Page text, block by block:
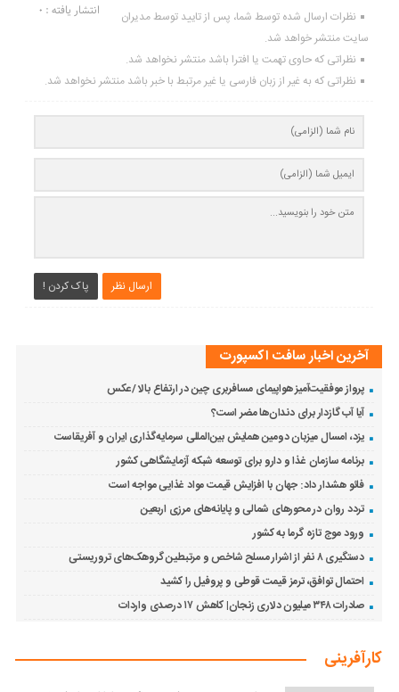
انتشار یافته : 0
نظرات ارسال شده توسط شما، پس از تایید توسط مدیران
سایت منتشر خواهد شد.
نظراتی که حاوی تهمت یا افترا باشد منتشر نخواهد شد.
نظراتی که به غیر از زبان فارسی یا غیر مرتبط با خبر باشد منتشر نخواهد شد.
ارسال نظر پاک کردن !
آخرین اخبار سافت اکسپورت
پرواز موفقیت‌آمیز هواپیمای مسافربری چین در ارتفاع بالا /عکس
آیا آب گازدار برای دندان‌ها مضر است؟
یزد، امسال میزبان دومین همایش بین‌المللی سرمایه‌گذاری ایران و آفریقاست
برنامه سازمان غذا و دارو برای توسعه شبکه آزمایشگاهی کشور
فائو هشدار داد: جهان با افزایش قیمت مواد غذایی مواجه است
تردد روان در محورهای شمالی و پایانه‌های مرزی اربعین
ورود موج تازه گرما به کشور
دستگیری ۸ نفر از اشرار مسلح شاخص و مرتبطین گروهک‌های تروریستی
احتمال توافق، ترمز قیمت قوطی و پروفیل را کشید
صادرات ۳۴۸ میلیون دلاری زنجان| ‌کاهش ۱۷ درصدی واردات
کارآفرینی